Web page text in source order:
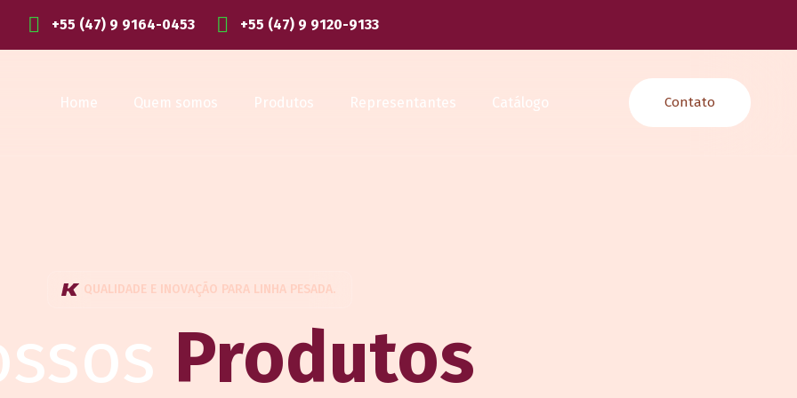
+55 (47) 9 9164-0453 +55 (47) 9 9120-9133
Home Quem somos Produtos Representantes Catálogo Contato
QUALIDADE E INOVAÇÃO PARA LINHA PESADA.
Produtos